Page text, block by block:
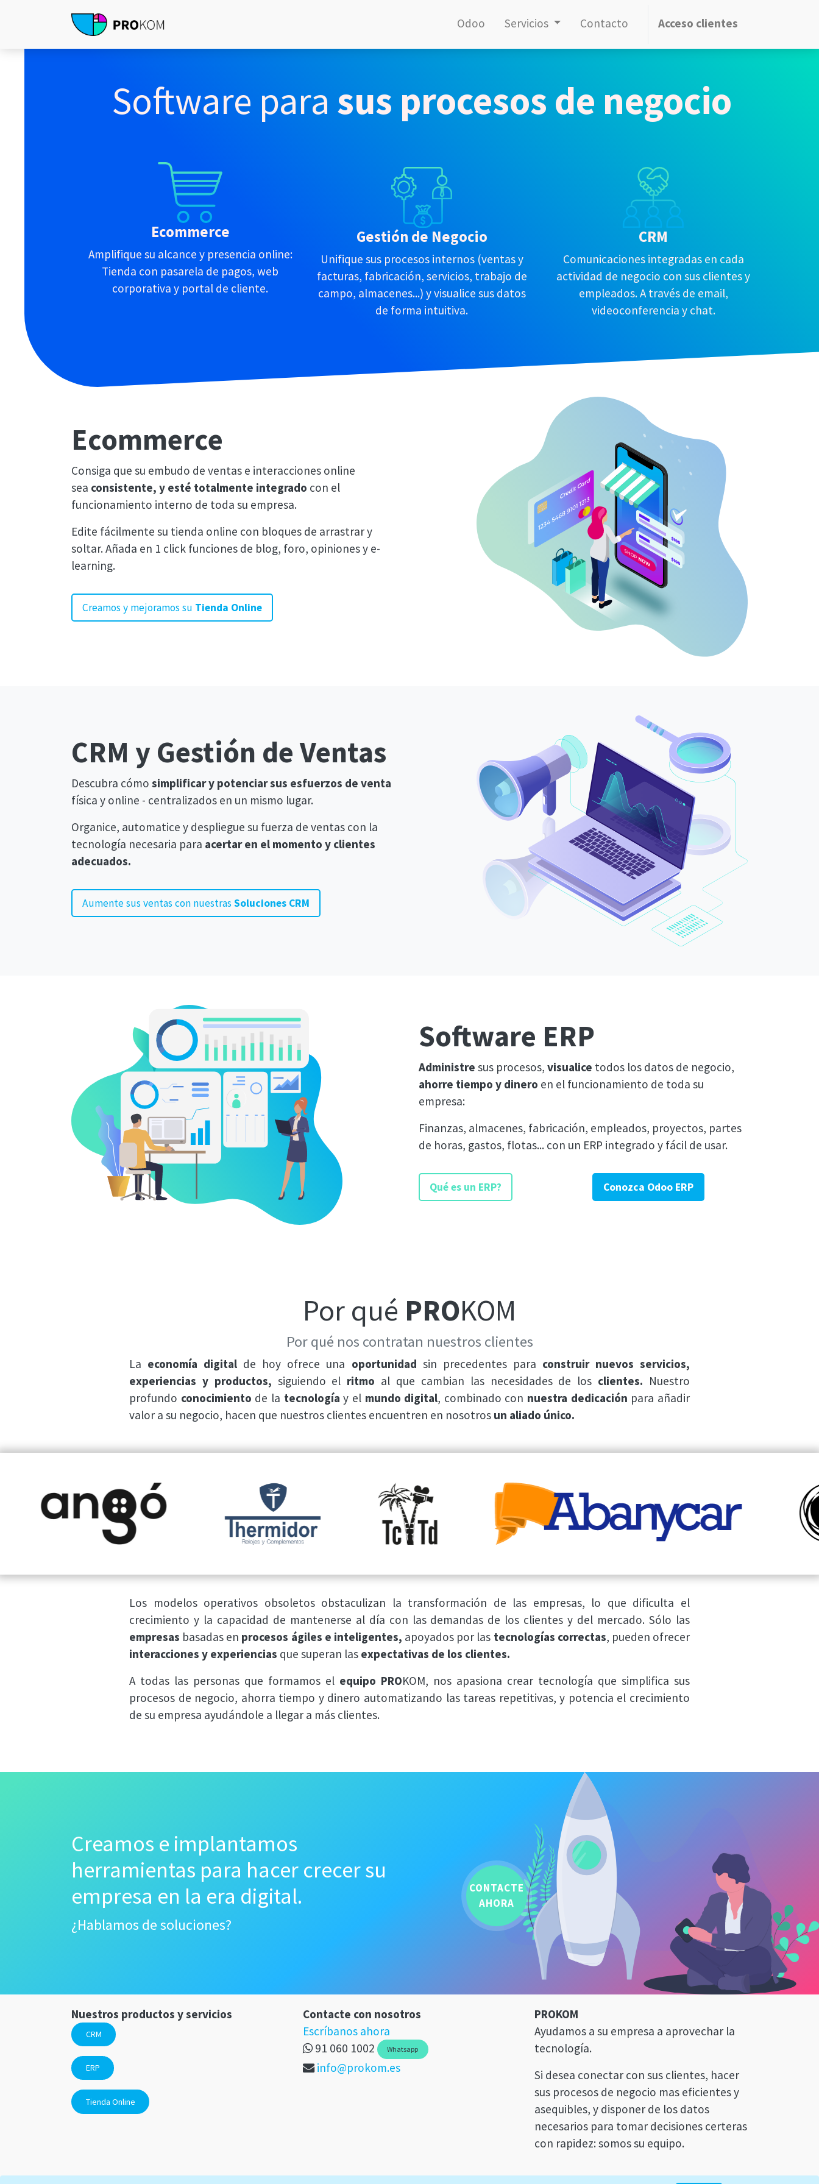
Odoo Servicios Contacto Acceso clientes
Software para sus procesos de negocio
Ecommerce
Amplifique su alcance y presencia online:
Tienda con pasarela de pagos, web
corporativa y portal de cliente.
Gestión de Negocio
Unifique sus procesos internos (ventas y
facturas, fabricación, servicios, trabajo de
campo, almacenes...) y visualice sus datos
de forma intuitiva.
CRM
Comunicaciones integradas en cada
actividad de negocio con sus clientes y
empleados. A través de email,
videoconferencia y chat.
Ecommerce
Consiga que su embudo de ventas e interacciones online
sea consistente, y esté totalmente integrado con el
funcionamiento interno de toda su empresa.
Edite fácilmente su tienda online con bloques de arrastrar y
soltar. Añada en 1 click funciones de blog, foro, opiniones y e-
learning.
Creamos y mejoramos su Tienda Online
CRM y Gestión de Ventas
Descubra cómo simplificar y potenciar sus esfuerzos de venta
física y online - centralizados en un mismo lugar.
Organice, automatice y despliegue su fuerza de ventas con la
tecnología necesaria para acertar en el momento y clientes
adecuados.
Aumente sus ventas con nuestrasSoluciones CRM
Software ERP
Administre sus procesos, visualice todos los datos de negocio,
ahorre tiempo y dinero en el funcionamiento de toda su
empresa:
Finanzas, almacenes, fabricación, empleados, proyectos, partes
de horas, gastos, flotas... con un ERP integrado y fácil de usar.
Qué es un ERP? Conozca Odoo ERP
Por qué PROKOM
Por qué nos contratan nuestros clientes
La economía digital de hoy ofrece una oportunidad sin precedentes para construir nuevos servicios,
experiencias y productos, siguiendo el ritmo al que cambian las necesidades de los clientes. Nuestro
profundo conocimiento de la tecnología y el mundo digital, combinado con nuestra dedicación para añadir
valor a su negocio, hacen que nuestros clientes encuentren en nosotros un aliado único.
Los modelos operativos obsoletos obstaculizan la transformación de las empresas, lo que dificulta el
crecimiento y la capacidad de mantenerse al día con las demandas de los clientes y del mercado. Sólo las
empresas basadas en procesos ágiles e inteligentes, apoyados por las tecnologías correctas, pueden ofrecer
interacciones y experiencias que superan las expectativas de los clientes.
A todas las personas que formamos el equipo PROKOM, nos apasiona crear tecnología que simplifica sus
procesos de negocio, ahorra tiempo y dinero automatizando las tareas repetitivas, y potencia el crecimiento
de su empresa ayudándole a llegar a más clientes.
Creamos e implantamos
herramientas para hacer crecer su
empresa en la era digital.
¿Hablamos de soluciones?
CONTACTE
AHORA
Nuestros productos y servicios
CRM
ERP
Tienda Online
Contacte con nosotros
Escríbanos ahora
91 060 1002
Whatsapp
info@prokom.es
PROKOM
Ayudamos a su empresa a aprovechar la
tecnología.
Si desea conectar con sus clientes, hacer
sus procesos de negocio mas eficientes y
asequibles, y disponer de los datos
necesarios para tomar decisiones certeras
con rapidez: somos su equipo.